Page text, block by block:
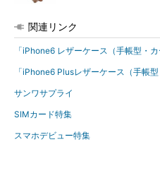
関連リンク
「iPhone6 レザーケース（手帳型・カ
「iPhone6 Plusレザーケース（手帳
サンワサプライ
SIMカード特集
スマホデビュー特集